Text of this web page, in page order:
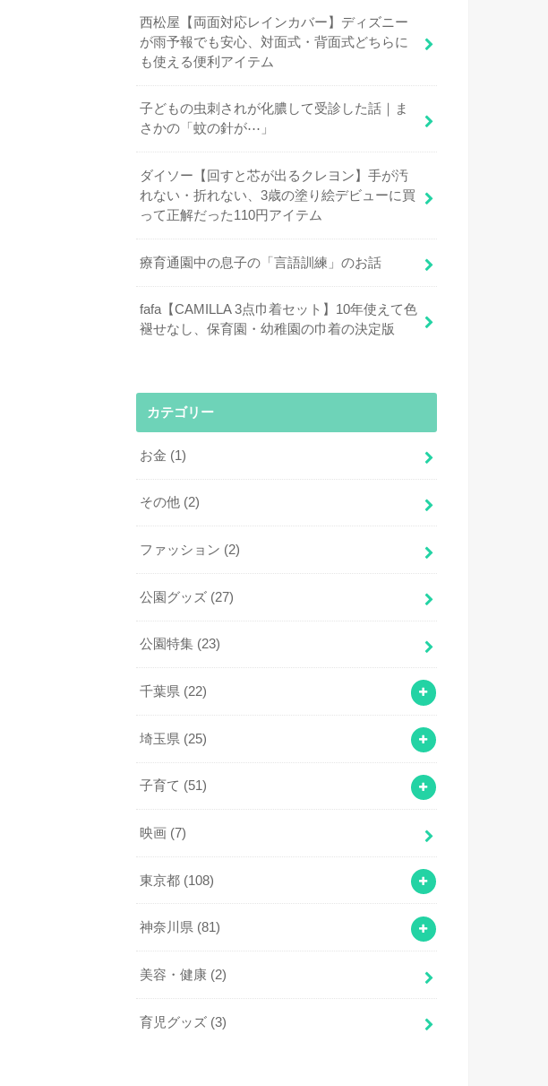
西松屋【両面対応レインカバー】ディズニー
が雨予報でも安心、対面式・背面式どちらに
も使える便利アイテム
子どもの虫刺されが化膿して受診した話｜ま
さかの「蚊の針が⋯」
ダイソー【回すと芯が出るクレヨン】手が汚
れない・折れない、3歳の塗り絵デビューに買
って正解だった110円アイテム
療育通園中の息子の「言語訓練」のお話
fafa【CAMILLA 3点巾着セット】10年使えて色
褪せなし、保育園・幼稚園の巾着の決定版
カテゴリー
お金 (1)
その他 (2)
ファッション (2)
公園グッズ (27)
公園特集 (23)
千葉県 (22)
埼玉県 (25)
子育て (51)
映画 (7)
東京都 (108)
神奈川県 (81)
美容・健康 (2)
育児グッズ (3)